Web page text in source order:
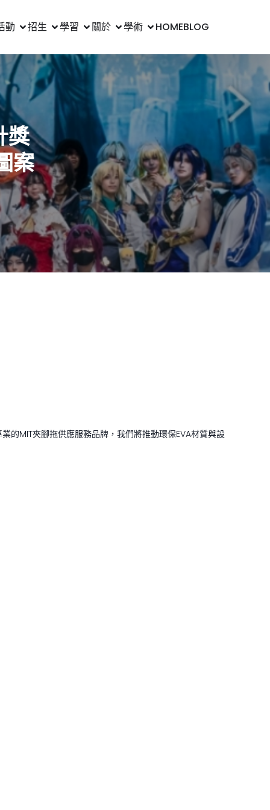
動 招生 學習 關於 學術 HOMEBLOG
獎
案
的MIT夾腳拖供應服務品牌，我們將推動環保EVA材質與設